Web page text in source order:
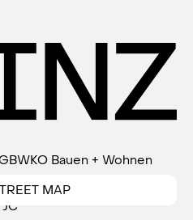
MAP
WKO Bauen + Wohnen